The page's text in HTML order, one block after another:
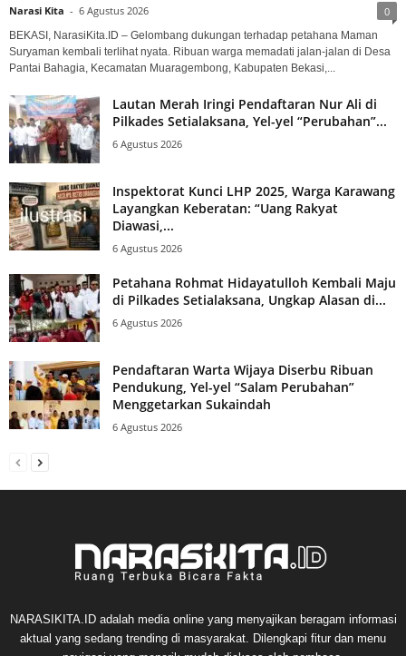
Narasi Kita - 6 Agustus 2026 0
BEKASI, NarasiKita.ID – Gelombang dukungan terhadap petahana Maman
Suryaman kembali terlihat nyata. Ribuan warga memadati jalan-jalan di Desa
Pantai Bahagia, Kecamatan Muaragembong, Kabupaten Bekasi,...
Lautan Merah Iringi Pendaftaran Nur Ali di
Pilkades Setialaksana, Yel-yel “Perubahan”...
6 Agustus 2026
Inspektorat Kunci LHP 2025, Warga Karawang
Layangkan Keberatan: “Uang Rakyat
Diawasi,...
6 Agustus 2026
Petahana Rohmat Hidayatulloh Kembali Maju
di Pilkades Setialaksana, Ungkap Alasan di...
6 Agustus 2026
Pendaftaran Warta Wijaya Diserbu Ribuan
Pendukung, Yel-yel “Salam Perubahan”
Menggetarkan Sukaindah
6 Agustus 2026
NARASIKITA.ID adalah media online yang menyajikan beragam informasi
aktual yang sedang trending di masyarakat. Dilengkapi fitur dan menu